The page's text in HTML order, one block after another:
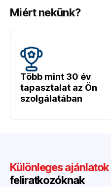
Miért nekünk?
Több mint 30 év
tapasztalat az Ön
szolgálatában
Különleges ajánlatok
feliratkozóknak